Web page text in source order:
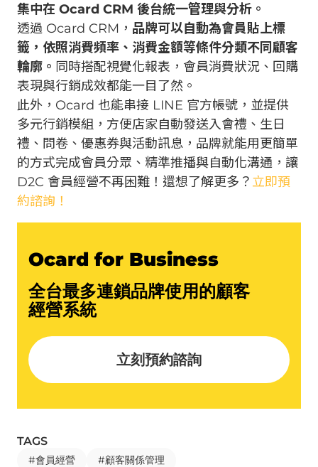
集中在 Ocard CRM 後台統一管理與分析。
透過 Ocard CRM， 品牌可以自動為會員貼上標
籤，依照消費頻率、消費金額等條件分類不同顧客
輪廓。 同時搭配視覺化報表，會員消費狀況、回購
表現與行銷成效都能一目了然。
此外，Ocard 也能串接 LINE 官方帳號，並提供
多元行銷模組，方便店家自動發送入會禮、生日
禮、問卷、優惠券與活動訊息，品牌就能用更簡單
的方式完成會員分眾、精準推播與自動化溝通，讓
D2C 會員經營不再困難！還想了解更多？ 立即預
約諮詢！
Ocard for Business
全台最多連鎖品牌使用的顧客
經營系統
立刻預約諮詢
TAGS
#會員經營 #顧客關係管理